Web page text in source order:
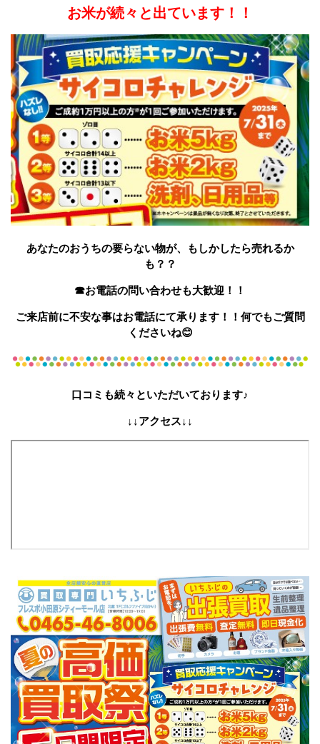
お米が続々と出ています！！
あなたのおうちの要らない物が、もしかしたら売れるか
も？？
☎お電話の問い合わせも大歓迎！！
ご来店前に不安な事はお電話にて承ります！！何でもご質問
くださいね😊
口コミも続々といただいております♪
↓↓アクセス↓↓